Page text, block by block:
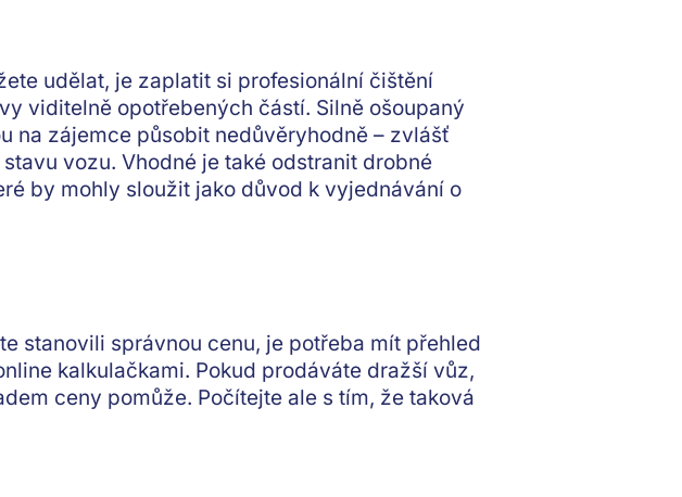
udělat, je zaplatit si profesionální čištění
viditelně opotřebených částí. Silně ošoupaný
na zájemce působit nedůvěryhodně – zvlášť
vozu. Vhodné je také odstranit drobné
by mohly sloužit jako důvod k vyjednávání o
stanovili správnou cenu, je potřeba mít přehled
kalkulačkami. Pokud prodáváte dražší vůz,
ceny pomůže. Počítejte ale s tím, že taková